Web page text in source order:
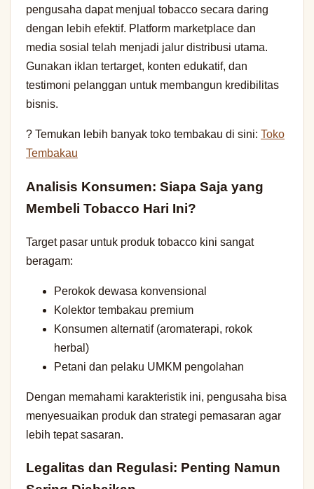
pengusaha dapat menjual tobacco secara daring
dengan lebih efektif. Platform marketplace dan
media sosial telah menjadi jalur distribusi utama.
Gunakan iklan tertarget, konten edukatif, dan
testimoni pelanggan untuk membangun kredibilitas
bisnis.
? Temukan lebih banyak toko tembakau di sini: Toko
Tembakau
Analisis Konsumen: Siapa Saja yang
Membeli Tobacco Hari Ini?
Target pasar untuk produk tobacco kini sangat
beragam:
Perokok dewasa konvensional
Kolektor tembakau premium
Konsumen alternatif (aromaterapi, rokok
herbal)
Petani dan pelaku UMKM pengolahan
Dengan memahami karakteristik ini, pengusaha bisa
menyesuaikan produk dan strategi pemasaran agar
lebih tepat sasaran.
Legalitas dan Regulasi: Penting Namun